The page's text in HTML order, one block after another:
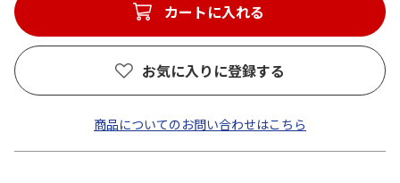
カートに入れる
お気に入りに登録する
商品についてのお問い合わせはこちら